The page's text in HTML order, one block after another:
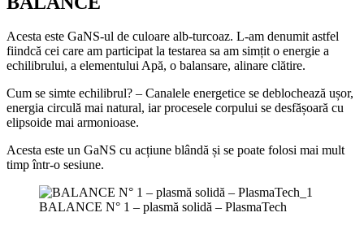
Acesta este GaNS-ul de culoare alb-turcoaz. L-am denumit astfel
fiindcă cei care am participat la testarea sa am simțit o energie a
echilibrului, a elementului Apă, o balansare, alinare clătire.
Cum se simte echilibrul? – Canalele energetice se deblochează ușor,
energia circulă mai natural, iar procesele corpului se desfășoară cu
elipsoide mai armonioase.
Acesta este un GaNS cu acțiune blândă și se poate folosi mai mult
timp într-o sesiune.
BALANCE N° 1 – plasmă solidă – PlasmaTech